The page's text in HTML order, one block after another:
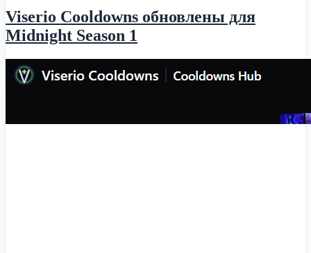
Viserio Cooldowns обновлены для
Midnight Season 1